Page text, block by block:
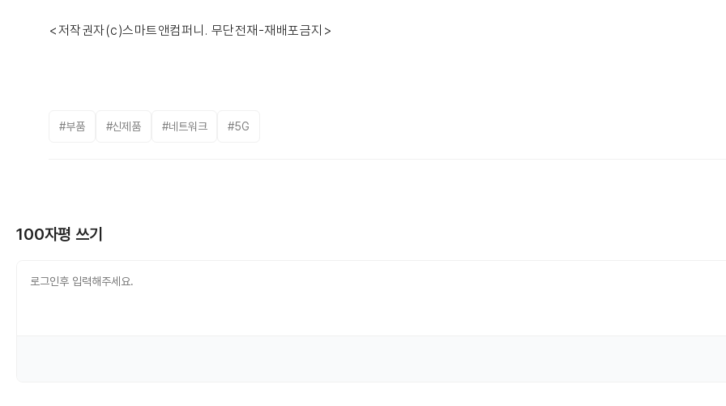
<저작권자(c)스마트앤컴퍼니. 무단전재-재배포금지>
#부품 #신제품 #네트워크 #5G
100자평 쓰기